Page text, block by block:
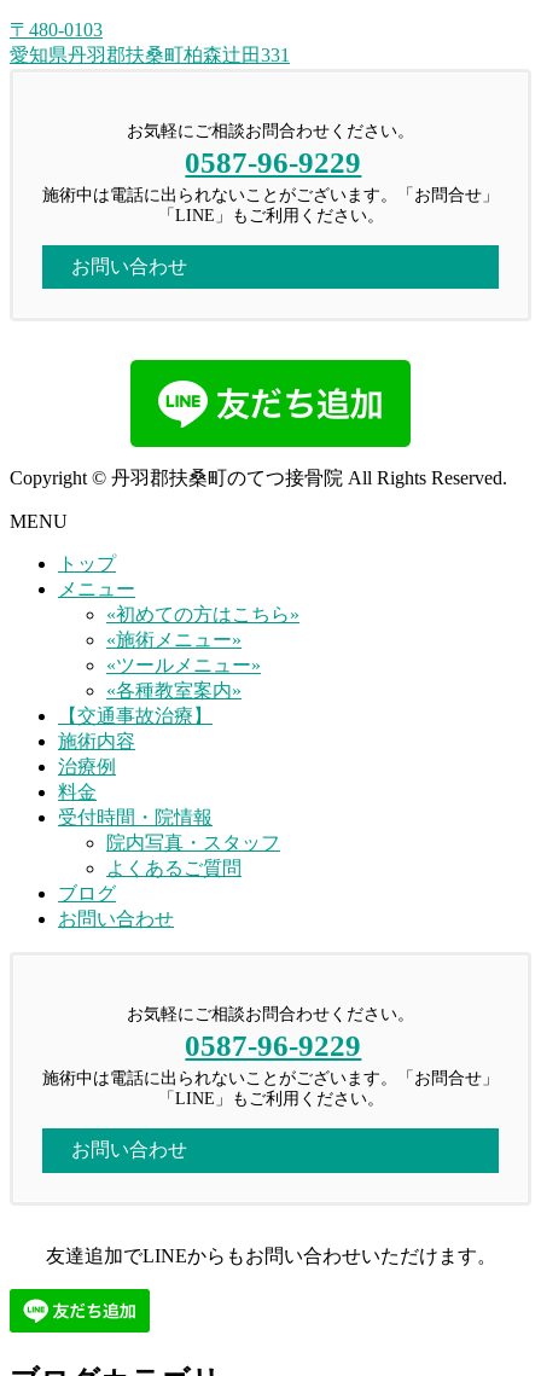
〒480-0103
愛知県丹羽郡扶桑町柏森辻田331
お気軽にご相談お問合わせください。
0587-96-9229
施術中は電話に出られないことがございます。「お問合せ」
「LINE」もご利用ください。
お問い合わせ
Copyright © 丹羽郡扶桑町のてつ接骨院 All Rights Reserved.
MENU
トップ
メニュー
«初めての方はこちら»
«施術メニュー»
«ツールメニュー»
«各種教室案内»
【交通事故治療】
施術内容
治療例
料金
受付時間・院情報
院内写真・スタッフ
よくあるご質問
ブログ
お問い合わせ
お気軽にご相談お問合わせください。
0587-96-9229
施術中は電話に出られないことがございます。「お問合せ」
「LINE」もご利用ください。
お問い合わせ
友達追加でLINEからもお問い合わせいただけます。